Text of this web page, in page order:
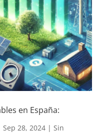
en España:
Sep 28, 2024 |Sin